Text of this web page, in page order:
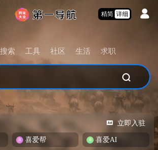
精简 详细
搜索 工具 社区 生活 求职
立即入驻
喜爱帮 喜爱AI